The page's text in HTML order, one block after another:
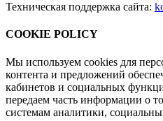
Техническая поддержка сайта:
COOKIE POLICY
Мы используем cookies для
контента и предложений
кабинетов и социальных
передаем часть информации о
системам аналитики,